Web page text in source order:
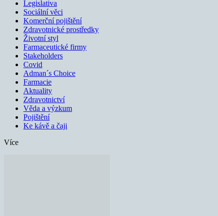
Legislativa
Sociální věci
Komerční pojištění
Zdravotnické prostředky
Životní styl
Farmaceutické firmy
Stakeholders
Covid
Adman´s Choice
Farmacie
Aktuality
Zdravotnictví
Věda a výzkum
Pojištění
Ke kávě a čaji
Více